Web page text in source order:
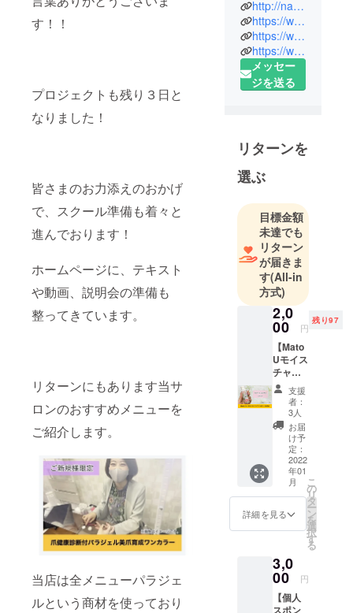
す！！
プロジェクトも残り３日と
なりました！
皆さまのお力添えのおかげ
で、スクール準備も着々と
進んでおります！
ホームページに、テキスト
や動画、説明会の準備も
整ってきています。
リターンにもあります当サ
ロンのおすすめメニューを
ご紹介します。
当店は全メニューパラジェ
ルという商材を使っており
京都中央区
銀座7-13-
2 銀座パイ
ンビル７F
氏 名：
表取締役
生年月日：
1984年７月
出 身 地：千
葉県
趣 味：
ゴルフ
《経歴》
2004年 山
脇学園短期
大学を卒業
後、みずほ
フィナン
シャルグ
み
ずほコーポ
レート銀
行 内幸町
営業部に配
イルサロン
を運営する
ベンチャー
http://nailsalonerfolg.com/
https://www.ginza-matou.com/
https://www.instagram.com/erfolgginza
https://www.instagram.com/ginza_matou
メッセー
ジを送る
リターンを
選ぶ
目標金額
未達でも
リターン
が届きま
す(All-in
方式)
2,0
00 円
残り97
【Mato
Uモイス
チャラ
イジン
グハン
ドジェ
ル
60ml】
米・サ
トウキ
ビ・ト
ウモロ
コシを
原料に
したア
ルコー
57%配
合し
た、手
指を清
支援
者：
3人
お届
け予
定：
2022
年01
月
詳細を見る
こ
の
リ
タ
ー
ン
を
選
択
す
る
3,0
00 円
【個人
スポン